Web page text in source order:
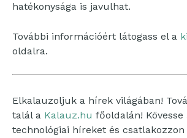
hatékonysága is javulhat.
További információért látogass el a
oldalra.
Elkalauzoljuk a hírek világában!
talál a Kalauz.hu főoldalán! Kövesse
technológiai híreket és